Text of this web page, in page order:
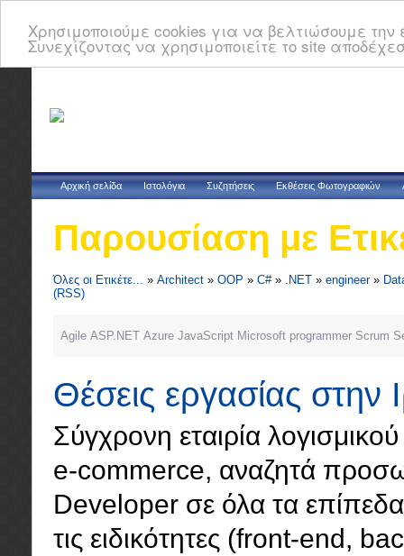
Χρησιμοποιούμε cookies για να βελτιώσουμε
Συνεχίζοντας να χρησιμοποιείτε το site
Αρχική σελίδα Ιστολόγια Συζητήσεις Εκθέσεις Φωτογραφιών
Παρουσίαση με
Όλες οι Ετικέτε... » Architect » OOP » C#» .NET » engineer»
(RSS)
Agile ASP.NET Azure JavaScript Microsoft programmer Scrum
Θέσεις εργασίας στην
Σύγχρονη εταιρία
e-commerce, αναζητά
Developer σε όλα τα
τις ειδικότητες (front-end,